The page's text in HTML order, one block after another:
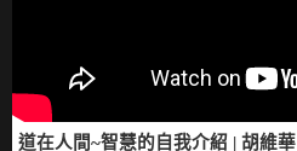
道在人間~智慧的自我介紹 | 胡維華